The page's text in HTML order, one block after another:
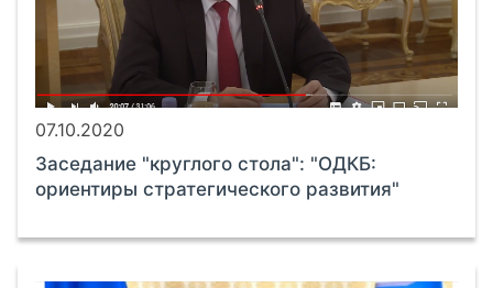
07.10.2020
Заседание "круглого стола": "ОДКБ:
ориентиры стратегического развития"